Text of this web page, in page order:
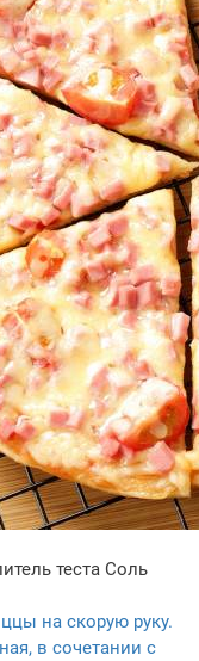
теста Соль
на скорую руку.
в сочетании с